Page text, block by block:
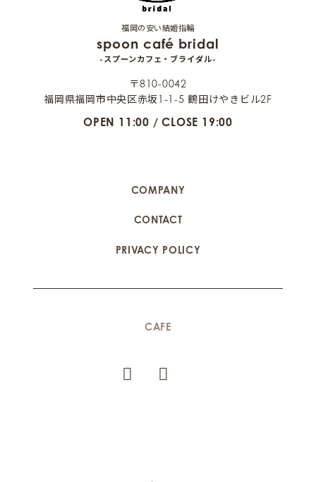
福岡の安い結婚指輪
spoon café bridal
-スプーンカフェ・ブライダル-
〒810-0042
福岡県福岡市中央区赤坂1-1-5 鶴田けやきビル2F
OPEN 11:00 / CLOSE 19:00
COMPANY
CONTACT
PRIVACY POLICY
CAFE